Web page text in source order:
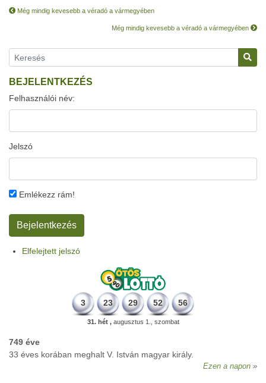
Még mindig kevesebb a véradó a vármegyében
Még mindig kevesebb a véradó a vármegyében
BEJELENTKEZÉS
Felhasználói név:
Jelszó
Emlékezz rám!
Elfelejtett jelszó
3 23 29 52 56
31. hét ,augusztus 1., szombat
749 éve
33 éves korában meghalt V. István magyar király.
Ezen a napon